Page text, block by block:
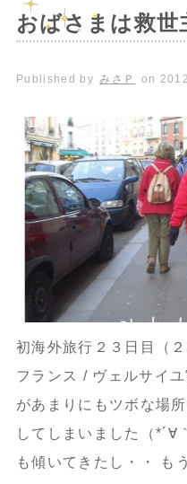
おばさまは救世
Published by みさＰ on
初海外旅行２３日目（
フランス / ヴェルサイ
があまりにもツボな場
してしまいました（*´∀
も傾いてきたし・・ も